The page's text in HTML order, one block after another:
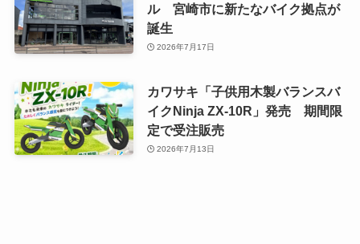
ル 宮崎市に新たなバイク拠点が
誕生
2026年7月17日
カワサキ「子供用木製バランスバ
イクNinja ZX-10R」発売 期間限
定で受注販売
2026年7月13日